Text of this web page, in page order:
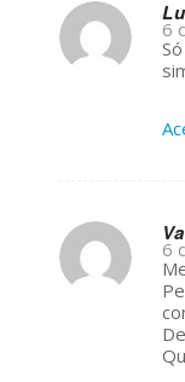
s
ays:
6
s
ays:
6